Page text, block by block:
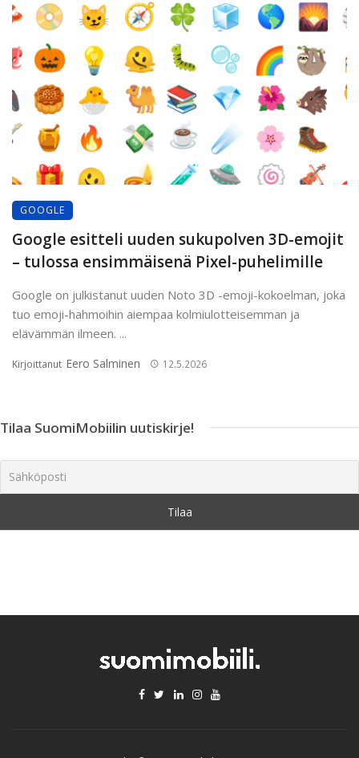
GOOGLE
Google esitteli uuden sukupolven 3D-emojit
– tulossa ensimmäisenä Pixel-puhelimille
Google on julkistanut uuden Noto 3D -emoji-kokoelman, joka
tuo emoji-hahmoihin aiempaa kolmiulotteisemman ja
elävämmän ilmeen. ...
Kirjoittanut Eero Salminen 12.5.2026
Tilaa SuomiMobiilin uutiskirje!